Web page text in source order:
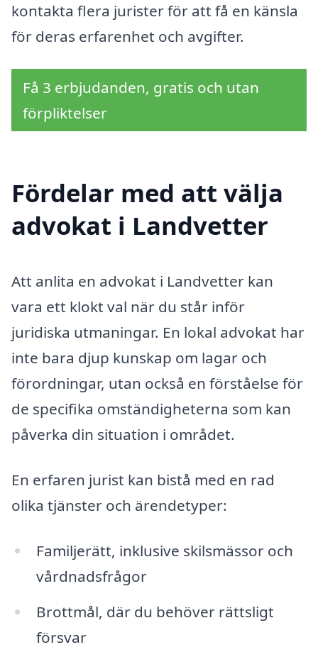
kontakta flera jurister för att få en känsla
för deras erfarenhet och avgifter.
Få 3 erbjudanden, gratis och utan
förpliktelser
Fördelar med att välja
advokat i Landvetter
Att anlita en advokat i Landvetter kan
vara ett klokt val när du står inför
juridiska utmaningar. En lokal advokat har
inte bara djup kunskap om lagar och
förordningar, utan också en förståelse för
de specifika omständigheterna som kan
påverka din situation i området.
En erfaren jurist kan bistå med en rad
olika tjänster och ärendetyper:
Familjerätt, inklusive skilsmässor och
vårdnadsfrågor
Brottmål, där du behöver rättsligt
försvar